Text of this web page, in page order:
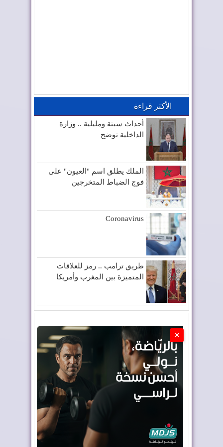
الأكثر قراءة
أحداث سبتة ومليلية .. وزارة
الداخلية توضح
الملك يطلق اسم "العيون" على
فوج الضباط المتخرجين
Coronavirus
طريق ترامب .. رمز للعلاقات
المتميزة بين المغرب وأمريكا
×